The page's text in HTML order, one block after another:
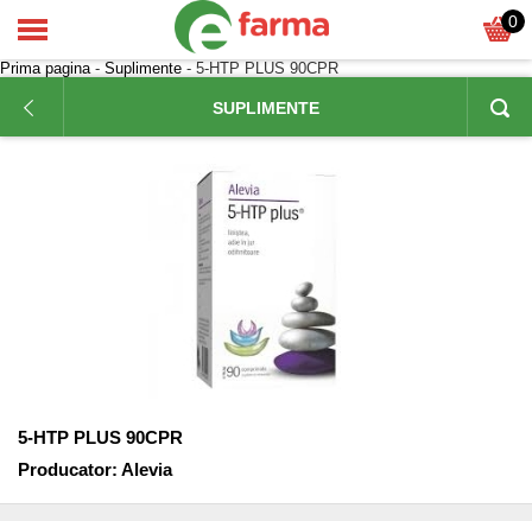
0
Prima pagina- Suplimente - 5-HTP PLUS 90CPR
SUPLIMENTE
5-HTP PLUS 90CPR
Producator: Alevia